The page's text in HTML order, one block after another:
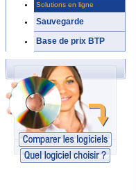
Solutions en ligne
Sauvegarde
Base de prix BTP